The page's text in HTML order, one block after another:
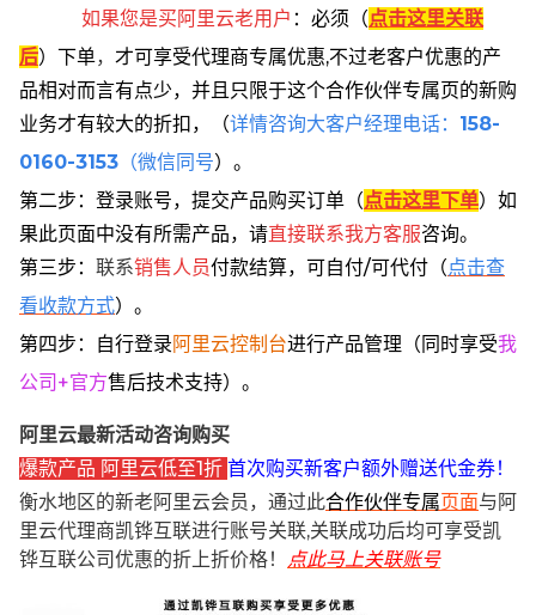
如果您是买阿里云老用户 ： 必须 （点击这里关联
后） 下单， 才可享受代理商专属优惠,不过老客户优惠的产
品相对而言有点少，并且只限于这个合作伙伴专属页的新购
业务才有较大的折扣，
（详情咨询大客户经理电话： 158-
0160-3153 （微信同号）。
第二步：登录账号，提交产品购买订单（点击这里下单） 如
果此页面中没有所需产品，请直接联系我方客服咨询。
第三步： 联系销售人员付款结算，可自付/可代付（点击查
看收款方式）。
第四步：自行登录阿里云控制台进行产品管理（同时享受我
公司+官方售后技术支持）。
阿里云最新活动咨询购买
爆款产品 阿里云低至1折 首次购买新客户额外赠送代金券！
衡水地区的新老阿里云会员，通过此合作伙伴专属页面与阿
里云代理商凯铧互联进行账号关联,关联成功后均可享受凯
铧互联公司优惠的折上折价格！
点此马上关联账号